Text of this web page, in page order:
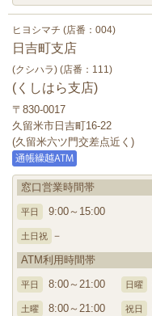
ヒヨシマチ (店番：004)
日吉町支店
(クシハラ) (店番：111)
(くしはら支店)
〒830-0017
久留米市日吉町16-22
(久留米六ツ門交差点近く)
窓口営業時間帯
平日 9:00～15:00
土日祝
－
ATM利用時間帯
平日 8:00～21:00
土曜 8:00～21:00
日曜
祝日